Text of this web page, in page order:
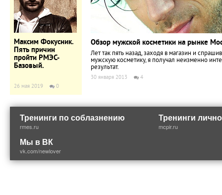
Максим Фокусник.
Пять причин
пройти РМЭС-
Базовый.
26 мая 2019 0
Обзор мужской косметики на рынке
Лет так пять назад, заходя в магазин и
мужскую косметику, я получал неизменно
результат.
30 января 2013 4
Тренинги по соблазнению
rmes.ru
Тренинги
mcpir.ru
Мы в ВК
vk.com/newlover